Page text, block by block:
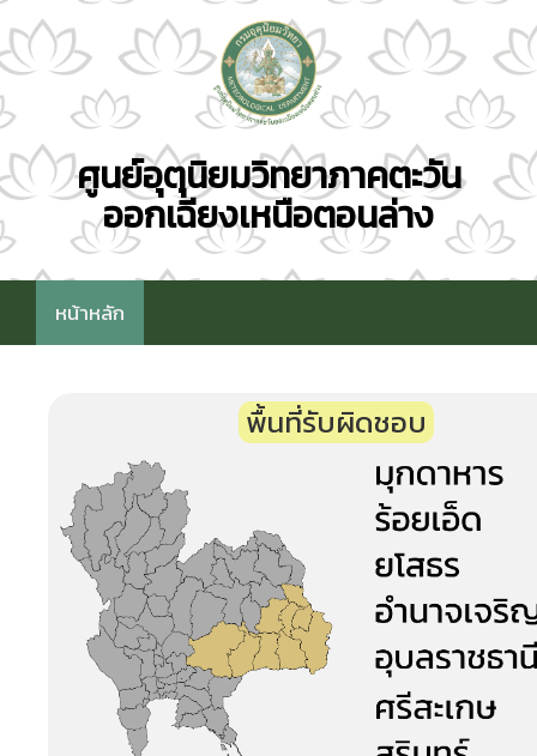
ศูนย์อุตุนิยมวิทยาภาคตะวัน
ออกเฉียงเหนือตอนล่าง
หน้าหลัก
พื้นที่รับผิดชอบ